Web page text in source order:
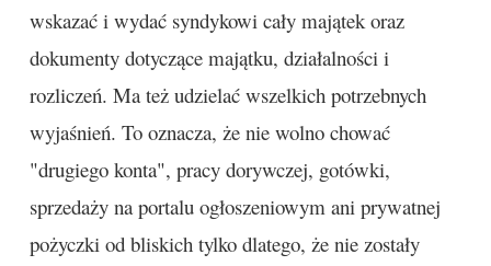
wskazać i wydać syndykowi cały majątek oraz
dokumenty dotyczące majątku, działalności i
rozliczeń. Ma też udzielać wszelkich potrzebnych
wyjaśnień. To oznacza, że nie wolno chować
"drugiego konta", pracy dorywczej, gotówki,
sprzedaży na portalu ogłoszeniowym ani prywatnej
pożyczki od bliskich tylko dlatego, że nie zostały